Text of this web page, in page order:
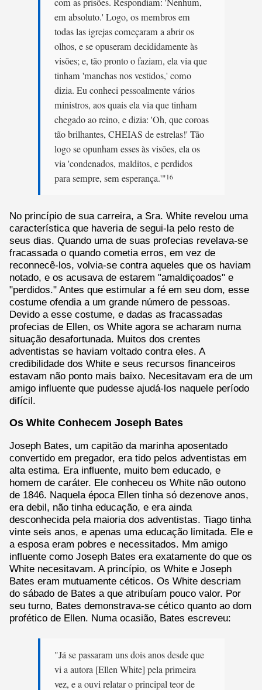
em absoluto.' Logo, os membros em
todas las igrejas começaram a abrir os
olhos, e se opuseram decididamente às
visões; e, tão pronto o faziam, ela via que
tinham 'manchas nos vestidos,' como
dizia. Eu conheci pessoalmente vários
ministros, aos quais ela via que tinham
chegado ao reino, e dizia: 'Oh, que coroas
tão brilhantes, CHEIAS de estrelas!' Tão
logo se opunham esses às visões, ela os
via 'condenados, malditos, e perdidos
para sempre, sem esperança.'" 16
No princípio de sua carreira, a Sra. White revelou uma
característica que haveria de segui-la pelo resto de
seus dias. Quando uma de suas profecias revelava-se
fracassada o quando cometia erros, em vez de
reconnecê-los, volvia-se contra aqueles que os haviam
notado, e os acusava de estarem "amaldiçoados" e
"perdidos." Antes que estimular a fé em seu dom, esse
costume ofendia a um grande número de pessoas.
Devido a esse costume, e dadas as fracassadas
profecias de Ellen, os White agora se acharam numa
situação desafortunada. Muitos dos crentes
adventistas se haviam voltado contra eles. A
credibilidade dos White e seus recursos financeiros
estavam não ponto mais baixo. Necesitavam era de um
amigo influente que pudesse ajudá-los naquele período
difícil.
Os White Conhecem Joseph Bates
Joseph Bates, um capitão da marinha aposentado
convertido em pregador, era tido pelos adventistas em
alta estima. Era influente, muito bem educado, e
homem de caráter. Ele conheceu os White não outono
de 1846. Naquela época Ellen tinha só dezenove anos,
era debil, não tinha educação, e era ainda
desconhecida pela maioria dos adventistas. Tiago tinha
vinte seis anos, e apenas uma educação limitada. Ele e
a esposa eram pobres e necessitados. Mm amigo
influente como Joseph Bates era exatamente do que os
White necesitavam. A princípio, os White e Joseph
Bates eram mutuamente céticos. Os White descriam
do sábado de Bates a que atribuíam pouco valor. Por
seu turno, Bates demonstrava-se cético quanto ao dom
profético de Ellen. Numa ocasião, Bates escreveu:
"Já se passaram uns dois anos desde que
vi a autora [Ellen White] pela primeira
vez, e a ouvi relatar o principal teor de